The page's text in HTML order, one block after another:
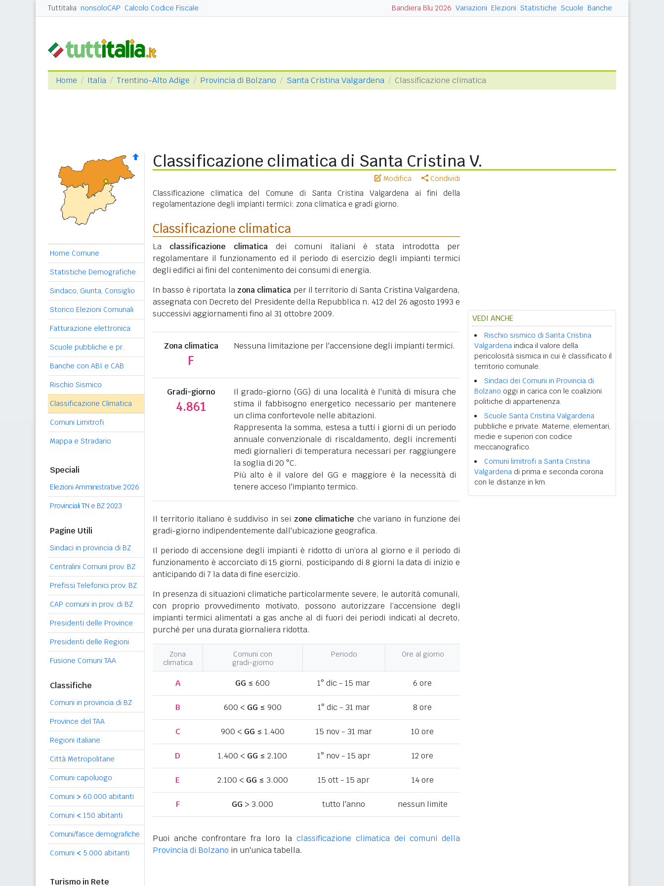
Tuttitalia nonsoloCAP Calcolo Codice Fiscale Bandiera Blu 2026 Variazioni Elezioni Statistiche Scuole Banche
Home Italia Trentino-Alto Adige Provincia di Bolzano Santa Cristina Valgardena Classificazione climatica
Home Comune
Statistiche Demografiche
Sindaco, Giunta, Consiglio
Storico Elezioni Comunali
Fatturazione elettronica
Scuole pubbliche e pr.
Banche con ABI e CAB
Rischio Sismico
Classificazione Climatica
Comuni Limitrofi
Mappa e Stradario
Speciali
Elezioni Amministrative 2026
Provinciali TN e BZ 2023
Pagine Utili
Sindaci in provincia di BZ
Centralini Comuni prov. BZ
Prefissi Telefonici prov. BZ
CAP comuni in prov. di BZ
Presidenti delle Province
Presidenti delle Regioni
Fusione Comuni TAA
Classifiche
Comuni in provincia di BZ
Province del TAA
Regioni italiane
Città Metropolitane
Comuni capoluogo
Comuni > 60.000 abitanti
Comuni < 150 abitanti
Comuni/fasce demografiche
Comuni < 5.000 abitanti
Turismo in Rete
Classificazione climatica di Santa Cristina V.
Modifica Condividi
Classificazione climatica del Comune di Santa Cristina Valgardena ai fini della
regolamentazione degli impianti termici: zona climatica e gradi giorno.
Classificazione climatica
La classificazione climatica dei comuni italiani è stata introdotta per
regolamentare il funzionamento ed il periodo di esercizio degli impianti termici
degli edifici ai fini del contenimento dei consumi di energia.
In basso è riportata la zona climatica per il territorio di Santa Cristina Valgardena,
assegnata con Decreto del Presidente della Repubblica n. 412 del 26 agosto 1993 e
successivi aggiornamenti fino al 31 ottobre 2009.
Zona climatica
F
Nessuna limitazione per l'accensione degli impianti termici.
Gradi-giorno
4.861
Il grado-giorno (GG) di una località è l'unità di misura che
stima il fabbisogno energetico necessario per mantenere
un clima confortevole nelle abitazioni.
Rappresenta la somma, estesa a tutti i giorni di un periodo
annuale convenzionale di riscaldamento, degli incrementi
medi giornalieri di temperatura necessari per raggiungere
la soglia di 20 °C.
Più alto è il valore del GG e maggiore è la necessità di
tenere acceso l'impianto termico.
Il territorio italiano è suddiviso in sei zone climatiche che variano in funzione dei
gradi-giorno indipendentemente dall'ubicazione geografica.
Il periodo di accensione degli impianti è ridotto di un’ora al giorno e il periodo di
funzionamento è accorciato di 15 giorni, posticipando di 8 giorni la data di inizio e
anticipando di 7 la data di fine esercizio.
In presenza di situazioni climatiche particolarmente severe, le autorità comunali,
con proprio provvedimento motivato, possono autorizzare l’accensione degli
impianti termici alimentati a gas anche al di fuori dei periodi indicati al decreto,
purché per una durata giornaliera ridotta.
Zona
climatica
Comuni con
gradi-giorno
Periodo Ore al giorno
A GG ≤ 600 1° dic - 15 mar 6 ore
B 600 < GG ≤ 900 1° dic - 31 mar 8 ore
C 900 < GG ≤ 1.400 15 nov - 31 mar 10 ore
D 1.400 < GG ≤ 2.100 1° nov - 15 apr 12 ore
E 2.100 < GG ≤ 3.000 15 ott - 15 apr 14 ore
F GG > 3.000 tutto l'anno nessun limite
Puoi anche confrontare fra loro la classificazione climatica dei comuni della
Provincia di Bolzano in un'unica tabella.
VEDI ANCHE
Rischio sismico di Santa Cristina
Valgardena indica il valore della
pericolosità sismica in cui è classificato il
territorio comunale.
Sindaci dei Comuni in Provincia di
Bolzano oggi in carica con le coalizioni
politiche di appartenenza.
Scuole Santa Cristina Valgardena
pubbliche e private. Materne, elementari,
medie e superiori con codice
meccanografico.
Comuni limitrofi a Santa Cristina
Valgardena di prima e seconda corona
con le distanze in km.